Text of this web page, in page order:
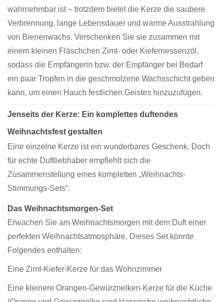
wahrnehmbar ist – trotzdem bietet die Kerze die saubere
Verbrennung, lange Lebensdauer und warme Ausstrahlung
von Bienenwachs. Verschenken Sie sie zusammen mit
einem kleinen Fläschchen Zimt- oder Kiefernessenzöl,
sodass die Empfängerin bzw. der Empfänger bei Bedarf
ein paar Tropfen in die geschmolzene Wachsschicht geben
kann, um einen Hauch festlichen Geistes hinzuzufügen.
Jenseits der Kerze: Ein komplettes duftendes
Weihnachtsfest gestalten
Eine einzelne Kerze ist ein wunderbares Geschenk. Doch
für echte Duftliebhaber empfiehlt sich die
Zusammenstellung eines kompletten „Weihnachts-
Stimmungs-Sets“.
Das Weihnachtsmorgen-Set
Erwachen Sie am Weihnachtsmorgen mit dem Duft einer
perfekten Weihnachtsatmosphäre. Dieses Set könnte
Folgendes enthalten:
Eine Zimt-Kiefer-Kerze für das Wohnzimmer
Eine kleinere Orangen-Gewürznelken-Kerze für die Küche